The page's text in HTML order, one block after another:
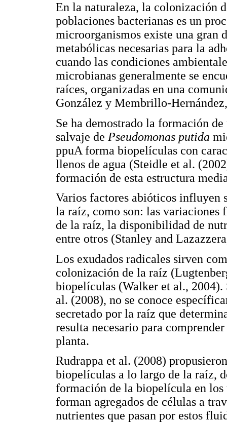
En la naturaleza, la colonización
poblaciones bacterianas es un
microorganismos existe una gran
metabólicas necesarias para la
cuando las condiciones
microbianas generalmente se
raíces, organizadas en una
González y Membrillo-
Se ha demostrado la formación
salvaje de Pseudomonas putida
ppuA forma biopelículas con
llenos de agua (Steidle et al.
formación de esta estructura
Varios factores abióticos influyen
la raíz, como son: las
de la raíz, la disponibilidad de
entre otros (Stanley and
Los exudados radicales sirven
colonización de la raíz
biopelículas (Walker et al., 2004).
al. (2008), no se conoce
secretado por la raíz que
resulta necesario para
planta.
Rudrappa et al. (2008)
biopelículas a lo largo de la raíz,
formación de la biopelícula en
forman agregados de células a
nutrientes que pasan por estos